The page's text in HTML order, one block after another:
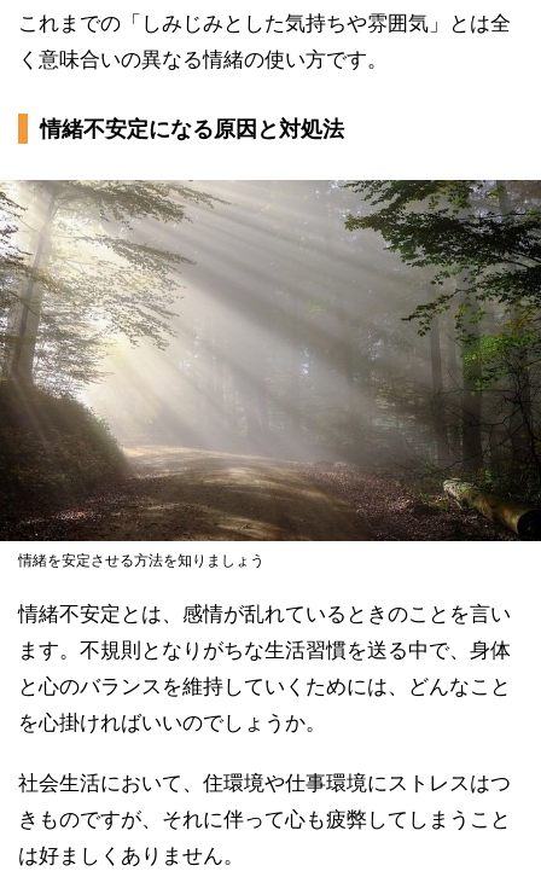
これまでの「しみじみとした気持ちや雰囲気」とは全
く意味合いの異なる情緒の使い方です。
情緒不安定になる原因と対処法
情緒を安定させる方法を知りましょう
情緒不安定とは、感情が乱れているときのことを言い
ます。不規則となりがちな生活習慣を送る中で、身体
と心のバランスを維持していくためには、どんなこと
を心掛ければいいのでしょうか。
社会生活において、住環境や仕事環境にストレスはつ
きものですが、それに伴って心も疲弊してしまうこと
は好ましくありません。